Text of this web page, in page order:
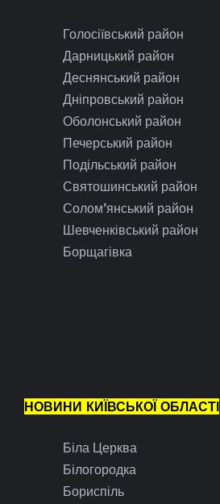
Голосіївський район
Дарницький район
Деснянський район
Дніпровський район
Оболонський район
Печерський район
Подільський район
Святошинський район
Солом’янський район
Шевченківський район
Борщагівка
НОВИНИ КИЇВСЬКОЇ ОБЛАСТІ
Біла Церква
Білогородка
Бориспіль